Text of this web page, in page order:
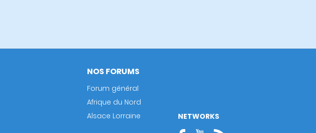
NOS FORUMS
Forum général
Afrique du Nord
Alsace Lorraine
NETWORKS